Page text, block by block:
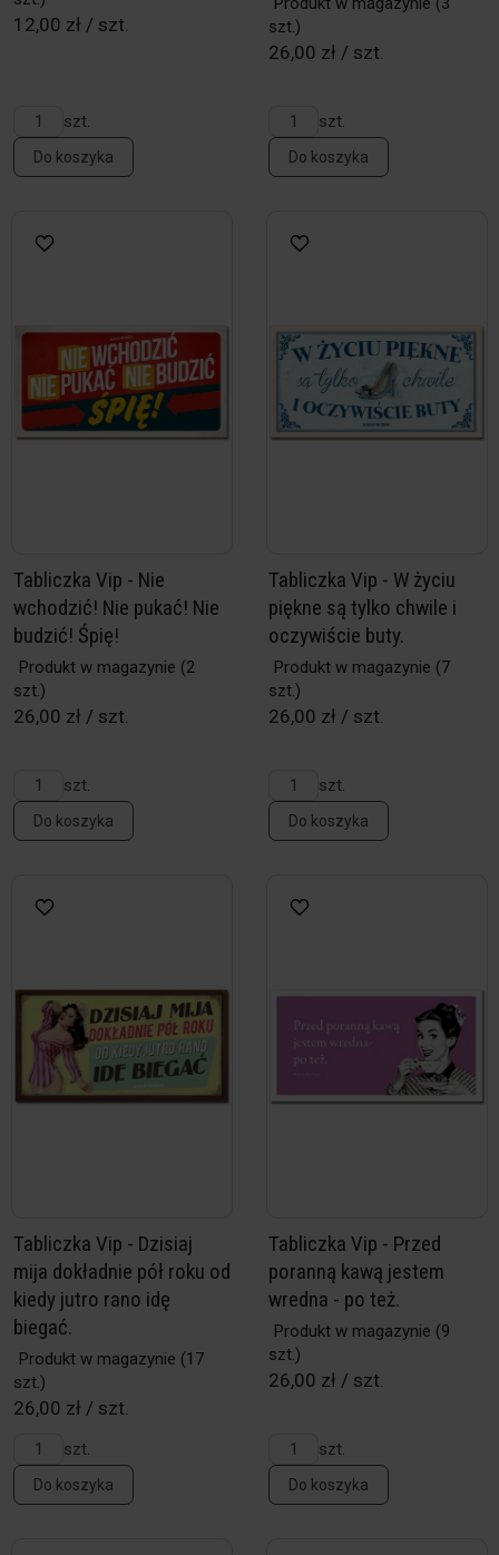
12,00 zł / szt.
szt.
Do koszyka
szt.)
26,00 zł / szt.
szt.
Do koszyka
Tabliczka Vip - Nie
wchodzić! Nie pukać! Nie
budzić! Śpię!
Produkt w magazynie (2
szt.)
26,00 zł / szt.
szt.
Do koszyka
Tabliczka Vip - W życiu
piękne są tylko chwile i
oczywiście buty.
Produkt w magazynie (7
szt.)
26,00 zł / szt.
szt.
Do koszyka
Tabliczka Vip - Dzisiaj
mija dokładnie pół roku od
kiedy jutro rano idę
biegać.
Produkt w magazynie (17
szt.)
26,00 zł / szt.
szt.
Do koszyka
Tabliczka Vip - Przed
poranną kawą jestem
wredna - po też.
Produkt w magazynie (9
szt.)
26,00 zł / szt.
szt.
Do koszyka